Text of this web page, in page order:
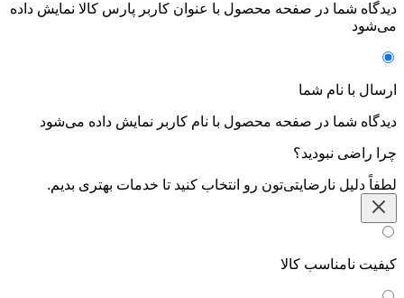
دیدگاه شما در صفحه محصول با عنوان کاربر پارس کالا نمایش داده
می‌شود
ارسال با نام شما
دیدگاه شما در صفحه محصول با نام کاربر نمایش داده می‌شود
چرا راضی نبودید؟
لطفاً دلیل نارضایتی‌تون رو انتخاب کنید تا خدمات بهتری بدیم.
کیفیت نامناسب کالا